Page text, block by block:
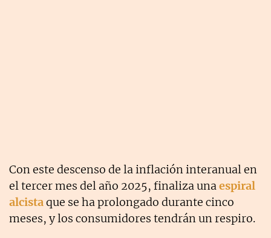
Con este descenso de la inflación interanual en
el tercer mes del año 2025, finaliza unaespiral
alcistaque se ha prolongado durante cinco
meses, y los consumidores tendrán un respiro.